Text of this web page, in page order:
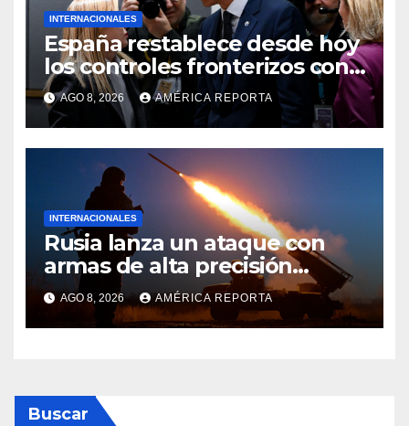
INTERNACIONALES
España restablece desde hoy
los controles fronterizos con
Italia tras el rechazo de Roma
a retirar las restricciones
AGO 8, 2026 AMÉRICA REPORTA
INTERNACIONALES
Rusia lanza un ataque con
armas de alta precisión
contra la industria militar en
Kiev
AGO 8, 2026 AMÉRICA REPORTA
Buscar